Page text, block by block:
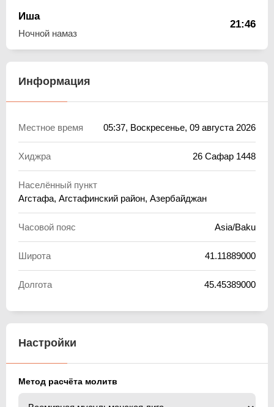
Иша
Ночной намаз
21:46
Информация
Местное время 05:37, Воскресенье, 09 августа 2026
Хиджра 26 Сафар 1448
Населённый пункт
Агстафа, Агстафинский район, Азербайджан
Часовой пояс Asia/Baku
Широта 41.11889000
Долгота 45.45389000
Настройки
Метод расчёта молитв